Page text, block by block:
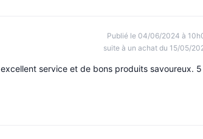
Publié le 04/06/2024 à
suite à un achat du 15/05/
service et de bons produits savoureux. 5